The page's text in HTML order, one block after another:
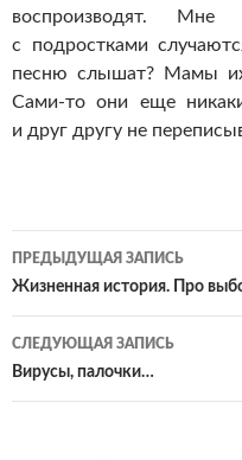
воспроизводят. Мне
с подростками
песню слышат? Мамы
Сами-то они еще
и друг другу не
Навигация
по
записям
ПРЕДЫДУЩАЯ ЗАПИСЬ
Жизненная история. Про
СЛЕДУЮЩАЯ ЗАПИСЬ
Вирусы, палочки…